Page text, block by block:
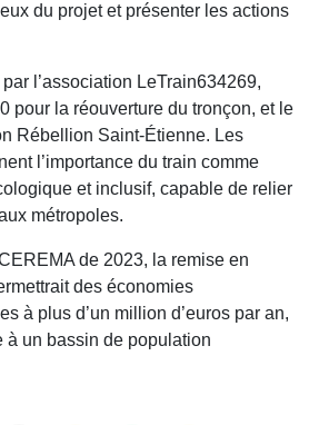
du projet et présenter les actions
par l’association LeTrain634269,
pour la réouverture du tronçon, et le
Rébellion Saint-Étienne. Les
l’importance du train comme
et inclusif, capable de relier
métropoles.
de 2023, la remise en
des économies
à plus d’un million d’euros par an,
à un bassin de population